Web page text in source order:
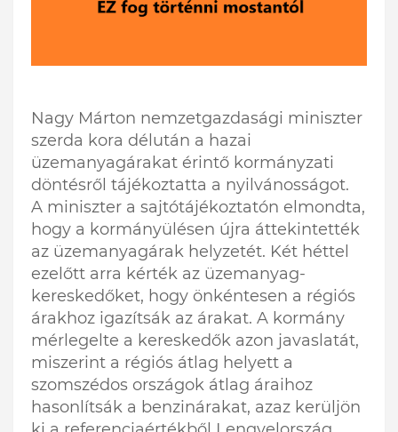
Nagy Márton nemzetgazdasági miniszter
szerda kora délután a hazai
üzemanyagárakat érintő kormányzati
döntésről tájékoztatta a nyilvánosságot.
A miniszter a sajtótájékoztatón elmondta,
hogy a kormányülésen újra áttekintették
az üzemanyagárak helyzetét. Két héttel
ezelőtt arra kérték az üzemanyag-
kereskedőket, hogy önkéntesen a régiós
árakhoz igazítsák az árakat. A kormány
mérlegelte a kereskedők azon javaslatát,
miszerint a régiós átlag helyett a
szomszédos országok átlag áraihoz
hasonlítsák a benzinárakat, azaz kerüljön